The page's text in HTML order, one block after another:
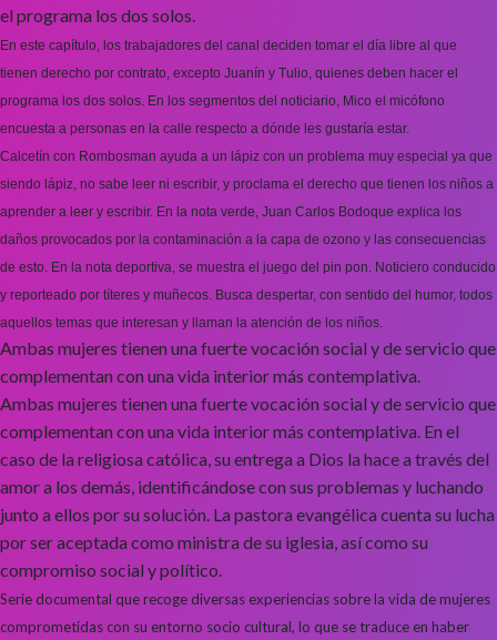
el programa los dos solos.
En este capítulo, los trabajadores del canal deciden tomar el día libre al que
tienen derecho por contrato, excepto Juanín y Tulio, quienes deben hacer el
programa los dos solos. En los segmentos del noticiario, Mico el micófono
encuesta a personas en la calle respecto a dónde les gustaría estar.
Calcetín con Rombosman ayuda a un lápiz con un problema muy especial ya que
siendo lápiz, no sabe leer ni escribir, y proclama el derecho que tienen los niños a
aprender a leer y escribir. En la nota verde, Juan Carlos Bodoque explica los
daños provocados por la contaminación a la capa de ozono y las consecuencias
de esto. En la nota deportiva, se muestra el juego del pin pon. Noticiero conducido
y reporteado por títeres y muñecos. Busca despertar, con sentido del humor, todos
aquellos temas que interesan y llaman la atención de los niños.
Ambas mujeres tienen una fuerte vocación social y de servicio que
complementan con una vida interior más contemplativa.
Ambas mujeres tienen una fuerte vocación social y de servicio que
complementan con una vida interior más contemplativa. En el
caso de la religiosa católica, su entrega a Dios la hace a través del
amor a los demás, identificándose con sus problemas y luchando
junto a ellos por su solución. La pastora evangélica cuenta su lucha
por ser aceptada como ministra de su iglesia, así como su
compromiso social y político.
Serie documental que recoge diversas experiencias sobre la vida de mujeres
comprometidas con su entorno socio cultural, lo que se traduce en haber